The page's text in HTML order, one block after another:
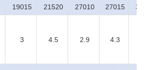
19015 21520 27010 27015
3 4.5 2.9 4.3